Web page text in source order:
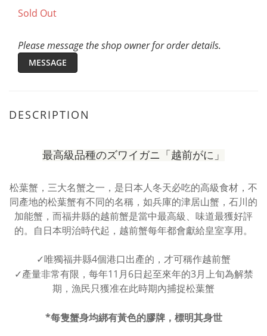
Sold Out
Please message the shop owner for order details.
MESSAGE
DESCRIPTION
最高級品種のズワイガニ 「越前がに」
松葉蟹，三大名蟹之一，是日本人冬天必吃的高級食材，不
同產地的松葉蟹有不同的名稱，如兵庫的津居山蟹，石川的
加能蟹，而福井縣的越前蟹是當中最高級、味道最獲好評
的。自日本明治時代起，越前蟹每年都會獻給皇室享用。
✓唯獨福井縣4個港口出產的，才可稱作越前蟹
✓產量非常有限，每年11月6日起至來年的3月上旬為解禁
期，漁民只獲准在此時期內捕捉松葉蟹
*每隻蟹身均綁有黃色的膠牌，標明其身世